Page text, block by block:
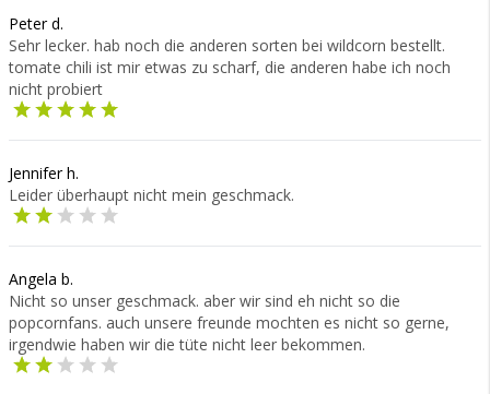
Peter d.
Sehr lecker. hab noch die anderen sorten bei wildcorn bestellt.
tomate chili ist mir etwas zu scharf, die anderen habe ich noch
nicht probiert
Jennifer h.
Leider überhaupt nicht mein geschmack.
Angela b.
Nicht so unser geschmack. aber wir sind eh nicht so die
popcornfans. auch unsere freunde mochten es nicht so gerne,
irgendwie haben wir die tüte nicht leer bekommen.